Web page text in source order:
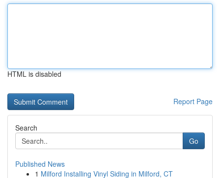
HTML is disabled
Report Page
Search
Go
Published News
1 Milford Installing Vinyl Siding in Milford, CT